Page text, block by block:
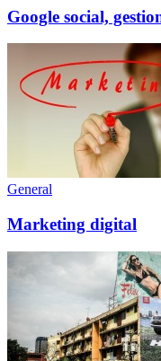
Google social,
General
Marketing digital